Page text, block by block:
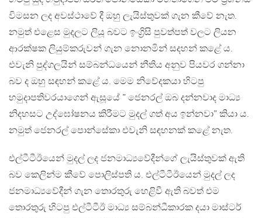
විමසන ලද අවස්ථාවේ දී ඔහු ලැයිස්තුවක් ගැන කීවේ නැත.
නමුත් එළෙස මුදලට ලියූ බවට ඉංග්‍රිසි පුවත්පත් වලට ලියන
ආරක්ෂක ලියුම්කරුවන් ගැන නොනමින් සදහන් කළේ ය.
එවැනි පුද්ගලයින් සම්බන්ධයෙන් නීතිය අනුව පියවර ගන්නා
බව ද ඔහු සඳහන් කළේ ය. මෙම නිවේදකයා හිටපු
හමුදාපතිවරයාගෙන් ඇසූයේ ” ජෙනරල් ඔබ දන්නවාද මාධ්‍ය
නිදහසට උද්ඝෝෂනය කිරීමට මුදල් ගත් අය ඉන්නවා” කියා ය.
නමුත් ජෙනරල් පොන්සේකා එවැනි සඳහනක් කළේ නැත.
එල්ටීටීඊයෙන් මුදල් ලද ජනමාධ්‍යවේදීන්ගේ ලැයිස්තුවක් ඇති
බව කෙලින්ම කීවේ පොලිස්පති ය. එල්ටීටීඊයෙන් මුදල් ලද
ජනමාධ්‍යවේදීන් ගැන තොරතුරු හෙළිවී ඇති බවත් එම
තොරතුරු හිටපු එල්ටීටීඊ මාධ්‍ය සම්බන්ධීකාරක දයා මාස්ටර්